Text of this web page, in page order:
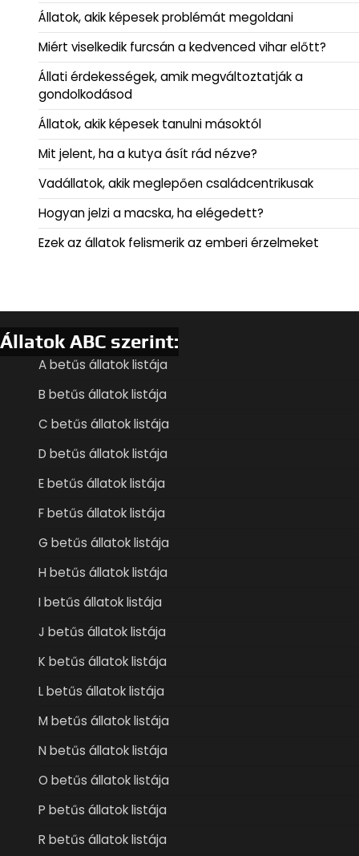
Állatok, akik képesek problémát megoldani
Miért viselkedik furcsán a kedvenced vihar előtt?
Állati érdekességek, amik megváltoztatják a
gondolkodásod
Állatok, akik képesek tanulni másoktól
Mit jelent, ha a kutya ásít rád nézve?
Vadállatok, akik meglepően családcentrikusak
Hogyan jelzi a macska, ha elégedett?
Ezek az állatok felismerik az emberi érzelmeket
Állatok ABC szerint:
A betűs állatok listája
B betűs állatok listája
C betűs állatok listája
D betűs állatok listája
E betűs állatok listája
F betűs állatok listája
G betűs állatok listája
H betűs állatok listája
I betűs állatok listája
J betűs állatok listája
K betűs állatok listája
L betűs állatok listája
M betűs állatok listája
N betűs állatok listája
O betűs állatok listája
P betűs állatok listája
R betűs állatok listája